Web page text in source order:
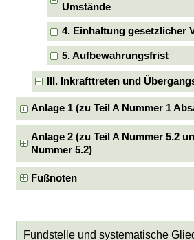
Umstände
4. Einhaltung gesetzlicher
5. Aufbewahrungsfrist
III. Inkrafttreten und
Anlage 1 (zu Teil A Nummer 1
Anlage 2 (zu Teil A Nummer 5.2
Nummer 5.2)
Fußnoten
Fundstelle und systematische